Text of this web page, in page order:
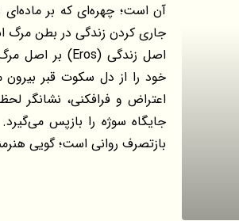
آن است؛ چهره‌ای که بر
جاری کردن زندگی در بطن مرگ
خود را از دل سکوت قبر
اعتراض و فرافکنی، نشانگر
جایگاه سوژه را بازپس
بازتصرف روانی است؛ گویی